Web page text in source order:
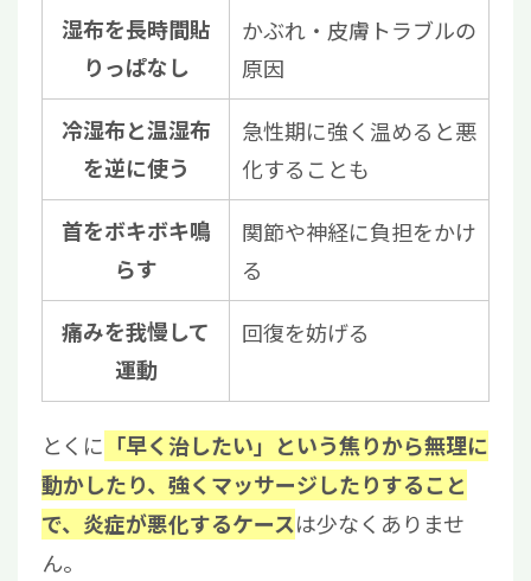
湿布を長時間貼
りっぱなし
かぶれ・皮膚トラブルの
原因
冷湿布と温湿布
を逆に使う
急性期に強く温めると悪
化することも
首をボキボキ鳴
らす
関節や神経に負担をかけ
る
痛みを我慢して
運動
回復を妨げる
とくに 「早く治したい」という焦りから無理に
動かしたり、強くマッサージしたりすること
で、炎症が悪化するケースは少なくありませ
ん。